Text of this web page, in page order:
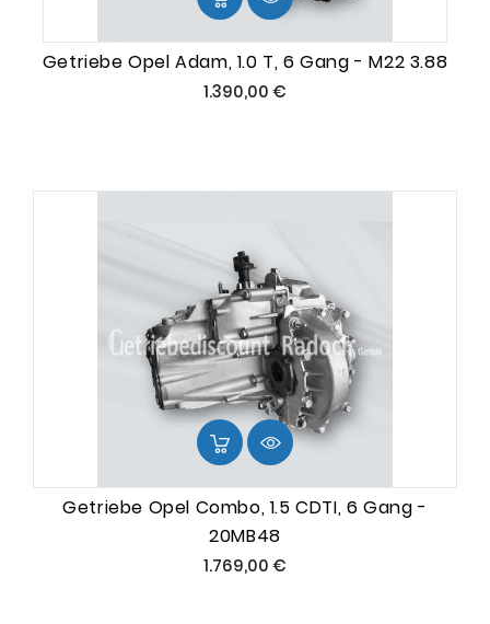
Getriebe Opel Adam, 1.0 T, 6 Gang - M22 3.88
1.390,00 €
Getriebe Opel Combo, 1.5 CDTI, 6 Gang -
20MB48
1.769,00 €